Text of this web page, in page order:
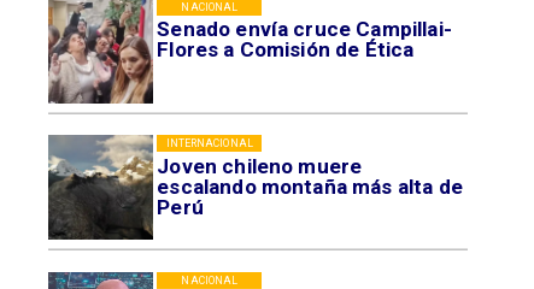
Senado envía cruce Campillai-
Flores a Comisión de Ética
NACIONAL
Joven chileno muere
escalando montaña más alta de
Perú
INTERNACIONAL
NACIONAL